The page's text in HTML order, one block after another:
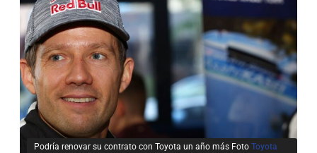
Podría renovar su contrato con Toyota un año más Foto Toyota